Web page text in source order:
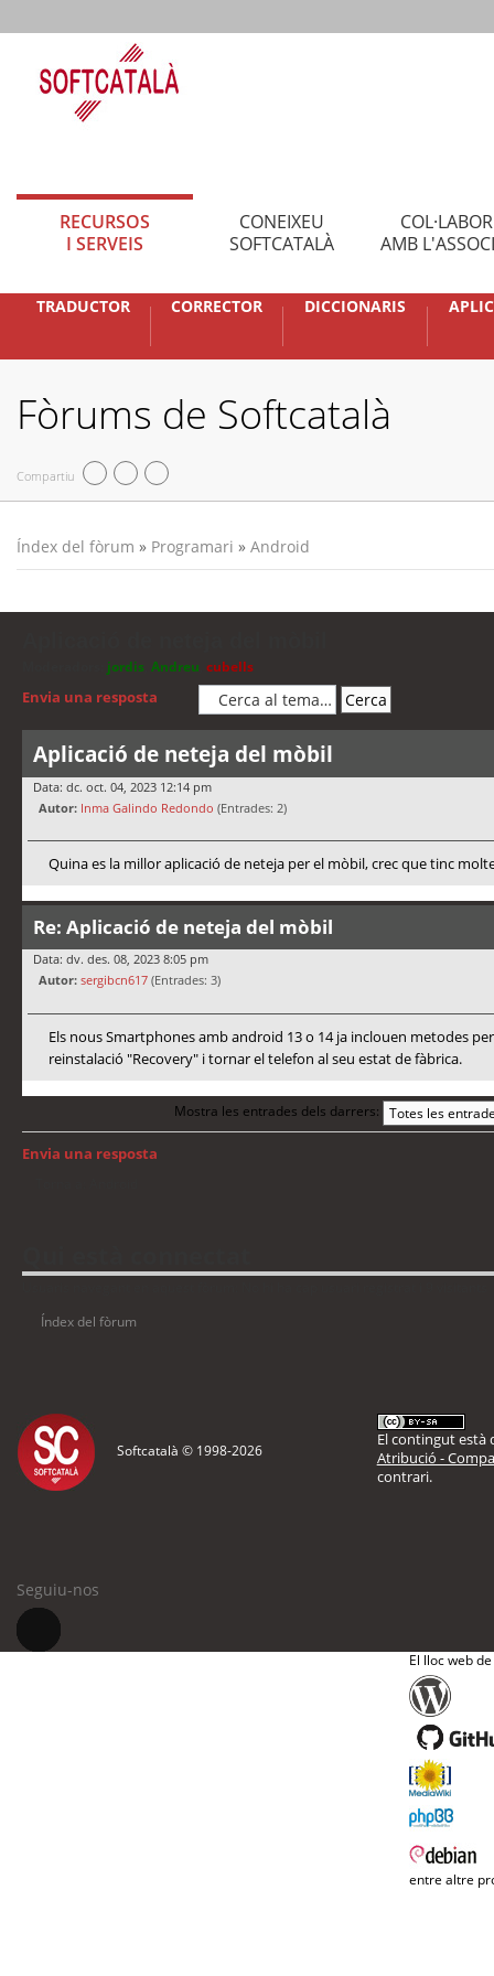
RECURSOS
I SERVEIS
CONEIXEU
SOFTCATALÀ
AMB
TRADUCTOR CORRECTOR DICCIONARIS
Fòrums de Softcatalà
Compartiu
Índex del fòrum » Programari » Android
jordis Andreu cubells
Envia una resposta
Aplicació de neteja del mòbil
Data: dc. oct. 04, 2023 12:14 pm
Autor: Inma Galindo Redondo (Entrades: 2)
Quina es la millor aplicació de neteja per el mòbil, crec que tinc
Re: Aplicació de neteja del mòbil
Data: dv. des. 08, 2023 8:05 pm
Autor: sergibcn617 (Entrades: 3)
Els nous Smartphones amb android 13 o 14 ja inclouen metodes
reinstalació "Recovery" i tornar el telefon al seu estat de fàbrica.
Mostra les entrades dels darrers:
Envia una resposta
Índex del fòrum
Softcatalà © 1998-2026
El contingut està
Atribució -
contrari.
Seguiu-nos
El lloc web
entre altre